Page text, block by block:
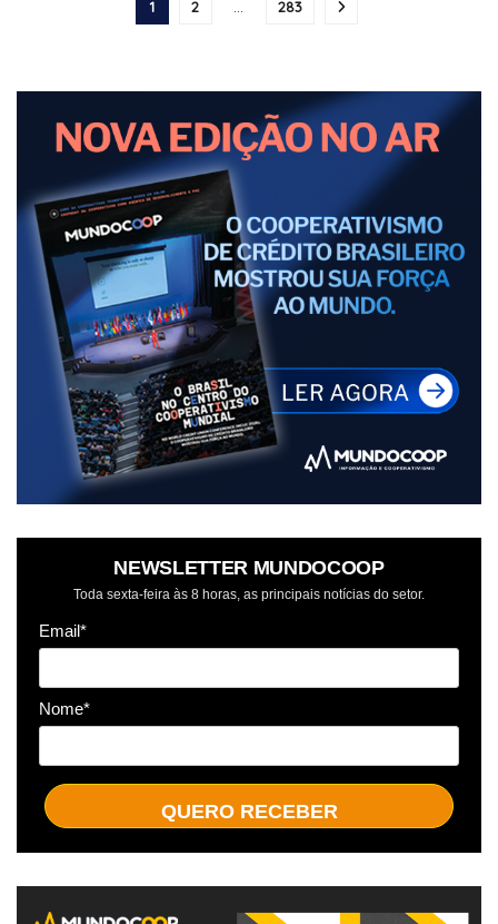
1 2 283
NEWSLETTER MUNDOCOOP
Toda sexta-feira às 8 horas, as principais notícias do setor.
Email*
Nome*
QUERO RECEBER